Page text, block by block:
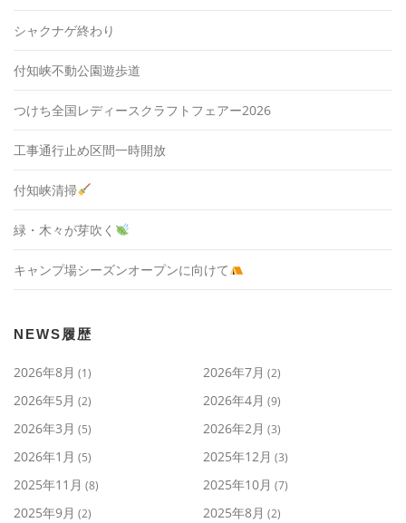
シャクナゲ終わり
付知峡不動公園遊歩道
つけち全国レディースクラフトフェアー2026
工事通行止め区間一時開放
付知峡清掃
緑・木々が芽吹く
キャンプ場シーズンオープンに向けて
NEWS履歴
2026年8月 (1) 2026年7月 (2)
2026年5月 (2) 2026年4月 (9)
2026年3月 (5) 2026年2月 (3)
2026年1月 (5) 2025年12月 (3)
2025年11月 (8) 2025年10月 (7)
2025年9月 (2) 2025年8月 (2)